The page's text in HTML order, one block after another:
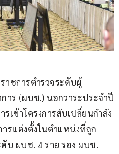
าชการตำรวจระดับผู้
าร (ผบช.) นอกวาระประจำปี
เข้าโครงการสับเปลี่ยนกำลัง
รแต่งตั้งในตำแหน่งที่ถูก
บ ผบช. 4 ราย รอง ผบช.